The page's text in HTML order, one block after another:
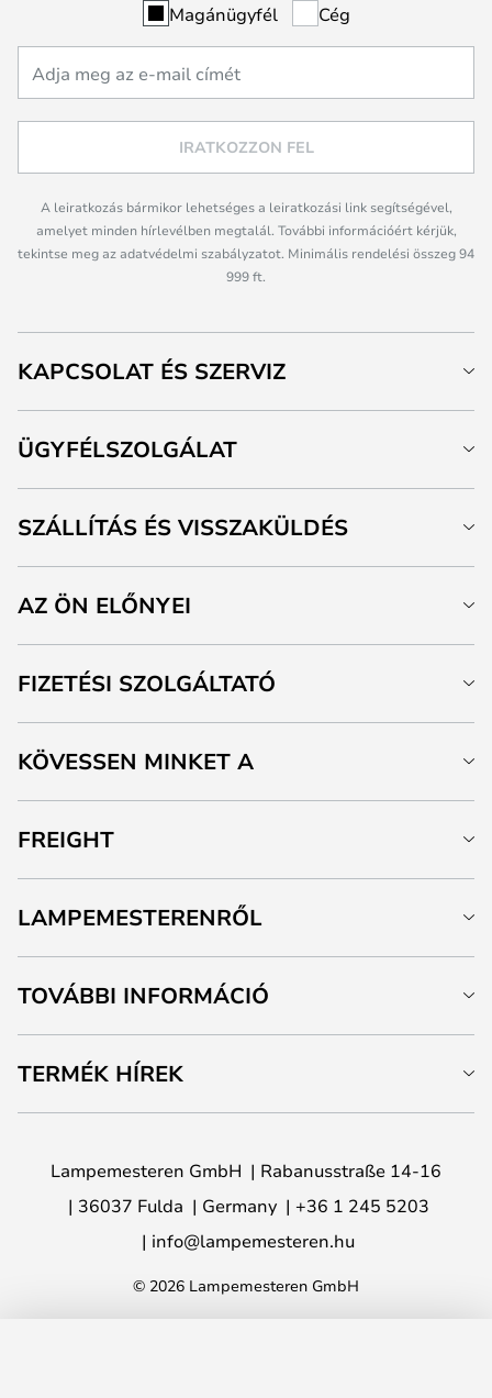
Magánügyfél Cég
IRATKOZZON FEL
A leiratkozás bármikor lehetséges a leiratkozási link segítségével,
amelyet minden hírlevélben megtalál. További információért kérjük,
tekintse meg az adatvédelmi szabályzatot. Minimális rendelési összeg 94
999 ft.
KAPCSOLAT ÉS SZERVIZ
ÜGYFÉLSZOLGÁLAT
SZÁLLÍTÁS ÉS VISSZAKÜLDÉS
AZ ÖN ELŐNYEI
FIZETÉSI SZOLGÁLTATÓ
KÖVESSEN MINKET A
FREIGHT
LAMPEMESTERENRŐL
TOVÁBBI INFORMÁCIÓ
TERMÉK HÍREK
Lampemesteren GmbH
Rabanusstraße 14-16
36037 Fulda
Germany
+36 1 245 5203
info@lampemesteren.hu
© 2026 Lampemesteren GmbH